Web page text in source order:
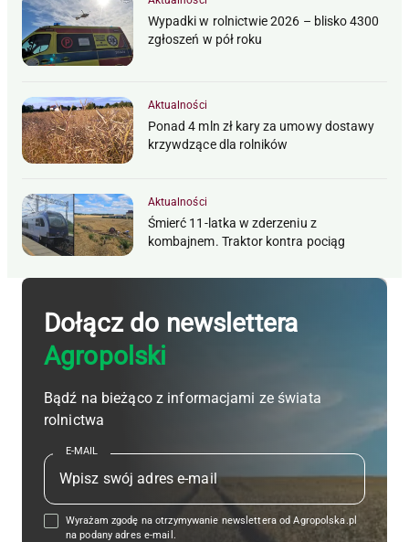
Wypadki w rolnictwie 2026 – blisko 4300
zgłoszeń w pół roku
Aktualności
Ponad 4 mln zł kary za umowy dostawy
krzywdzące dla rolników
Aktualności
Śmierć 11-latka w zderzeniu z
kombajnem. Traktor kontra pociąg
Dołącz do newslettera
Agropolski
Bądź na bieżąco z informacjami ze świata
rolnictwa
E-MAIL
Wyrażam zgodę na otrzymywanie newslettera od Agropolska.pl
na podany adres e-mail.